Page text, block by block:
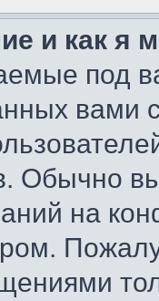
и как я
под
Обычно
на